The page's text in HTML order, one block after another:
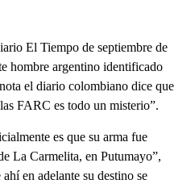
El Tiempo de septiembre de
hombre argentino identificado
el diario colombiano dice que
FARC es todo un misterio”.
es que su arma fue
La Carmelita, en Putumayo”,
en adelante su destino se